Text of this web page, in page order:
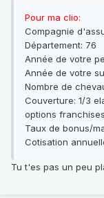
Pour ma clio:
Compagnie
Département: 76
Année de votre
Année de votre
Nombre de
Couverture: 1/3
options
Taux de bonus/
Cotisation
Tu t'es pas un peu